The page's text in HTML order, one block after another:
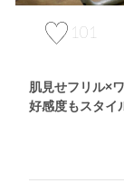
101
肌見せフリル×
好感度もスタ